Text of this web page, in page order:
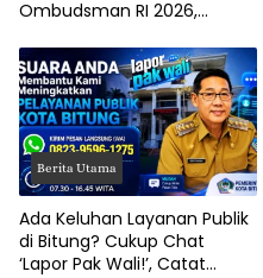
Ombudsman RI 2026,
Layanan Publik Bitung Prima
Berita Utama
Ada Keluhan Layanan Publik
di Bitung? Cukup Chat
‘Lapor Pak Wali!’, Catat